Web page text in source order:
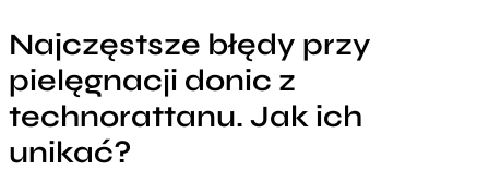
Najczęstsze błędy przy
pielęgnacji donic z
technorattanu. Jak ich
unikać?